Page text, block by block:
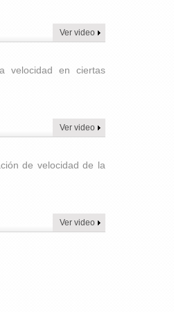
Ver video
velocidad en ciertas
Ver video
de velocidad de la
Ver video